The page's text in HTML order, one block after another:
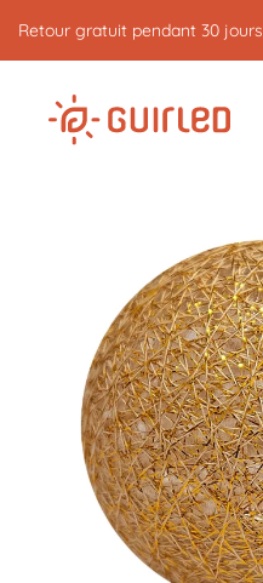
Retour gratuit pendant 30 jours